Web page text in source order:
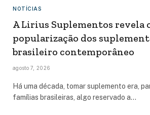
NOTÍCIAS
A Lirius Suplementos revela
popularização dos
brasileiro contemporâneo
agosto 7, 2026
Há uma década, tomar suplemento era,
famílias brasileiras, algo reservado a…